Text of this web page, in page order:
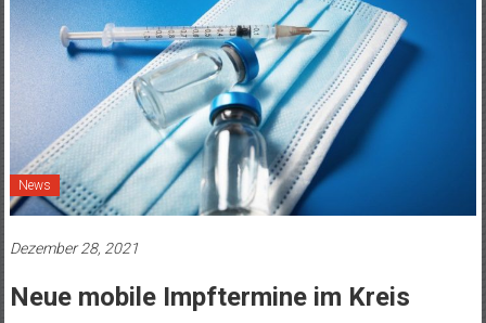
News
Dezember 28, 2021
Neue mobile Impftermine im Kreis